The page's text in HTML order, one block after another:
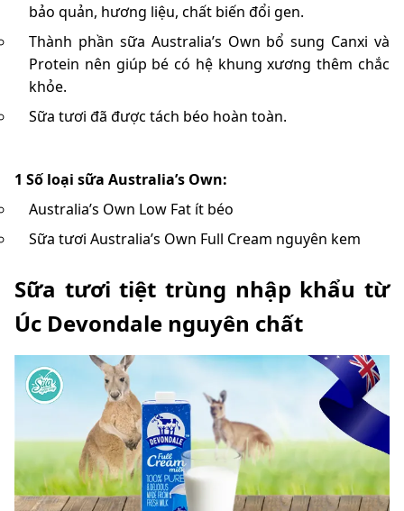
bảo quản, hương liệu, chất biến đổi gen.
Thành phần sữa Australia’s Own bổ sung Canxi và
Protein nên giúp bé có hệ khung xương thêm chắc
khỏe.
Sữa tươi đã được tách béo hoàn toàn.
1 Số loại sữa Australia’s Own:
Australia’s Own Low Fat ít béo
Sữa tươi Australia’s Own Full Cream nguyên kem
Sữa tươi tiệt trùng nhập khẩu từ
Úc Devondale nguyên chất